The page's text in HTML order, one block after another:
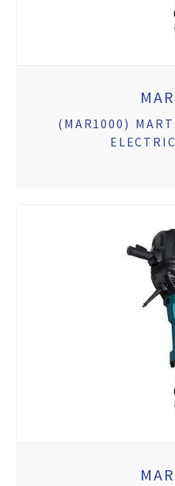
(MAR1000)